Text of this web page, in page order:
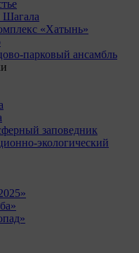
Шагала
«Хатынь»
парковый ансамбль
заповедник
экологический